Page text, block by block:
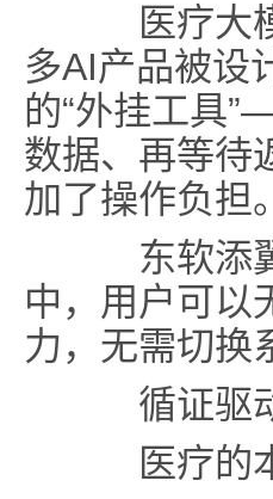
医疗大模
多AI产品被设
的“外挂工具
数据、再等待
加了操作负担。
东软添翼
中，用户可以
力，无需切换
循证驱
医疗的本